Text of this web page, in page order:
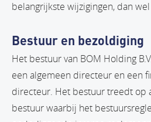
belangrijkste wijzigingen, dan
Bestuur en bezoldiging
Het bestuur van BOM Holding
een algemeen directeur en een
directeur. Het bestuur treedt op
bestuur waarbij het